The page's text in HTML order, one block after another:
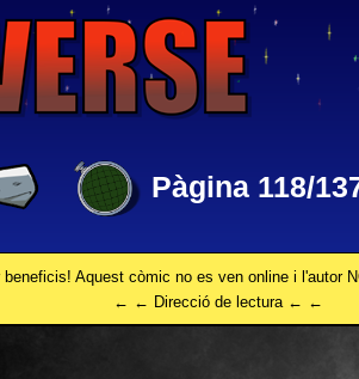
Pàgina 118/
beneficis! Aquest còmic no es ven online i l'autor
← ← Direcció de lectura ← ←